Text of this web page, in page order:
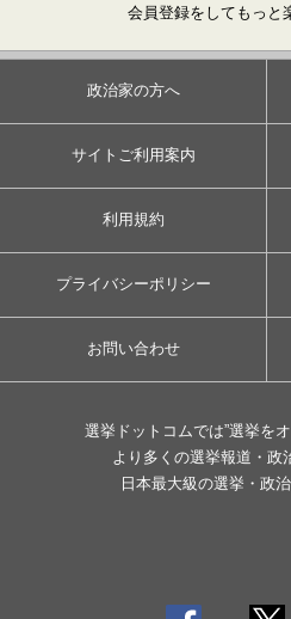
会員登録をしてもっと
政治家の方へ
サイトご利用案内
利用規約
プライバシーポリシー
お問い合わせ
選挙ドットコムでは”選挙を
より多くの選挙報道・政
日本最大級の選挙・政